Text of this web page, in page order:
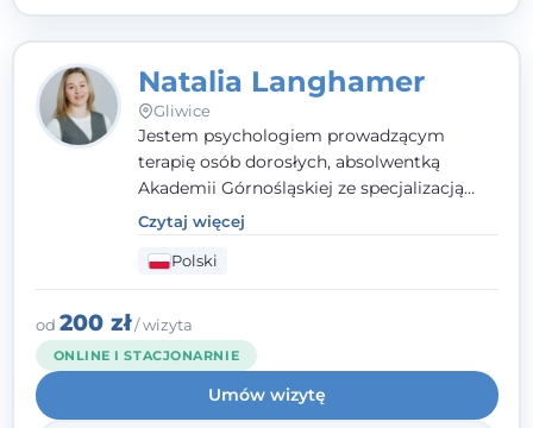
Natalia Langhamer
Gliwice
Jestem psychologiem prowadzącym
terapię osób dorosłych, absolwentką
Akademii Górnośląskiej ze specjalizacją
kliniczną. Oferuję konsultacje
psychologiczne i pierwszą pomoc
psychologiczną w kryzysie, przewlekłym
stresie czy obniżonym nastroju. Każde
spotkanie traktuję z szacunkiem,
uważnością i w atmosferze zaufania.
Czytaj więcej
Polski
od 200 zł/ wizyta
ONLINE I STACJONARNIE
Umów wizytę